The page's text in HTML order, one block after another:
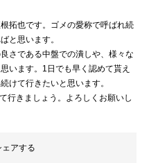
拓也です。ゴメの愛称で呼ばれ続
と思います。
さである中盤での潰しや、様々な
います。1日でも早く認めて貰え
けて行きたいと思います。
行きましょう。よろしくお願いし
ェアする